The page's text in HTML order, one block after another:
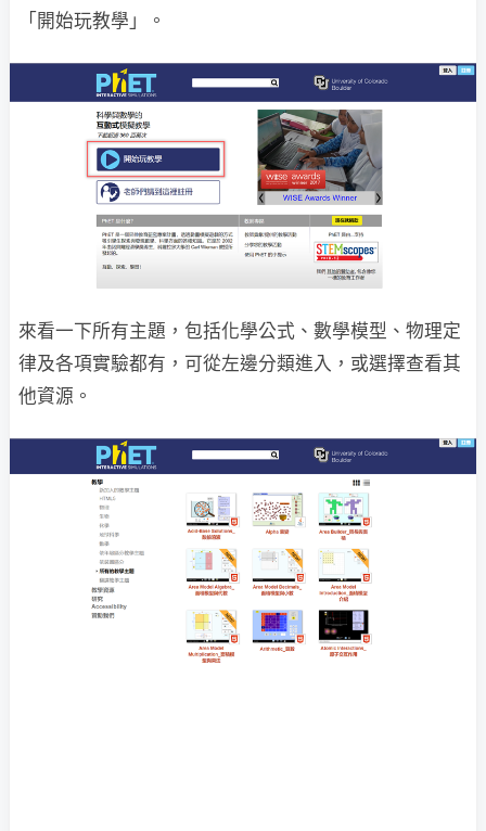
「開始玩教學」。
來看一下所有主題，包括化學公式、數學模型、物理定
律及各項實驗都有，可從左邊分類進入，或選擇查看其
他資源。